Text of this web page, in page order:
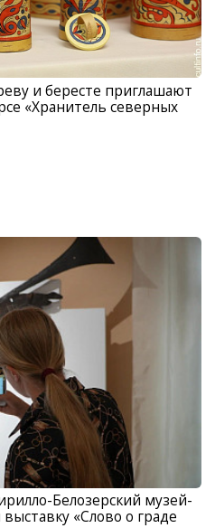
и бересте приглашают
«Хранитель северных
Белозерский музей-
«Слово о граде